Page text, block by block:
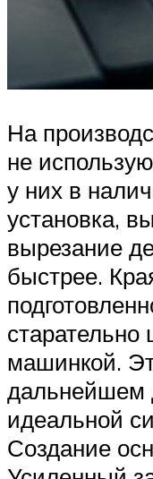
На
не
у них в
установка,
вырезание
быстрее.
машинкой.
дальнейшем
идеальной
Создание